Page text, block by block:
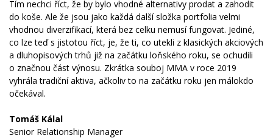
Tím nechci říct, že by bylo vhodné alternativy prodat a zahodit
do koše. Ale že jsou jako každá další složka portfolia velmi
vhodnou diverzifikací, která bez celku nemusí fungovat. Jediné,
co lze teď s jistotou říct, je, že ti, co utekli z klasických akciových
a dluhopisových trhů již na začátku loňského roku, se ochudili
o značnou část výnosu. Zkrátka souboj MMA v roce 2019
vyhrála tradiční aktiva, ačkoliv to na začátku roku jen málokdo
očekával.
Tomáš Kálal
Senior Relationship Manager